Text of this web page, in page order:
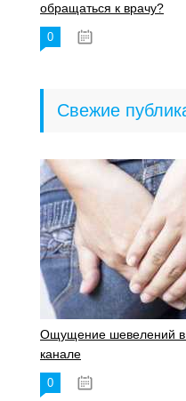
обращаться к врачу?
0
Свежие
Ощущение шевелений в
канале
0